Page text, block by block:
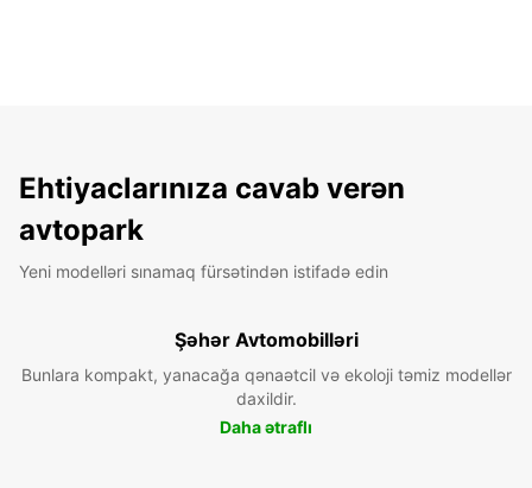
Ehtiyaclarınıza cavab verən
avtopark
Yeni modelləri sınamaq fürsətindən istifadə edin
Şəhər Avtomobilləri
Bunlara kompakt, yanacağa qənaətcil və ekoloji təmiz modellər
daxildir.
Daha ətraflı